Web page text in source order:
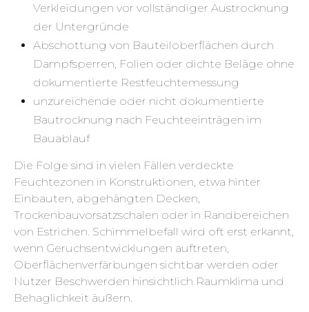
Verkleidungen vor vollständiger Austrocknung
der Untergründe
Abschottung von Bauteiloberflächen durch
Dampfsperren, Folien oder dichte Beläge ohne
dokumentierte Restfeuchtemessung
unzureichende oder nicht dokumentierte
Bautrocknung nach Feuchteeinträgen im
Bauablauf
Die Folge sind in vielen Fällen verdeckte
Feuchtezonen in Konstruktionen, etwa hinter
Einbauten, abgehängten Decken,
Trockenbauvorsatzschalen oder in Randbereichen
von Estrichen. Schimmelbefall wird oft erst erkannt,
wenn Geruchsentwicklungen auftreten,
Oberflächenverfärbungen sichtbar werden oder
Nutzer Beschwerden hinsichtlich Raumklima und
Behaglichkeit äußern.